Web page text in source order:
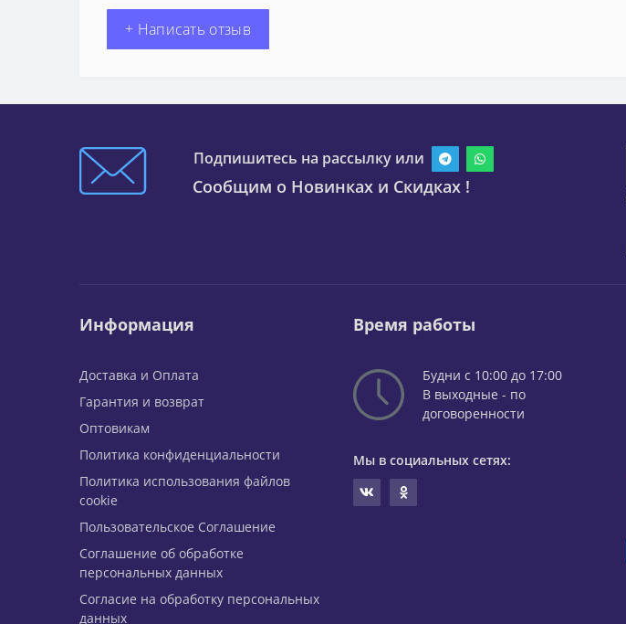
+ Написать отзыв
Подпишитесь на рассылку или
Сообщим о Новинках и Скидках !
Информация
Доставка и Оплата
Гарантия и возврат
Оптовикам
Политика конфиденциальности
Политика использования файлов
cookie
Пользовательское Соглашение
Соглашение об обработке
персональных данных
Согласие на обработку персональных
данных
Время работы
Будни с 10:00 до 17:00
В выходные - по
договоренности
Мы в социальных сетях: